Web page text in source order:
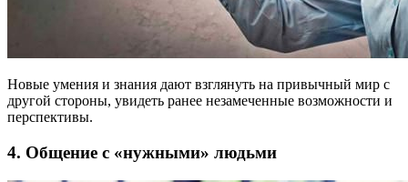
Новые умения и знания дают взглянуть на привычный мир с
другой стороны, увидеть ранее незамеченные возможности и
перспективы.
4. Общение с «нужными» людьми